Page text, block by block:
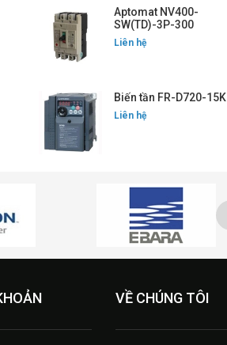
Aptomat NV400-
SW(TD)-3P-300
Liên hệ
Biến tần FR-D720-15K
Liên hệ
VỀ CHÚNG TÔI